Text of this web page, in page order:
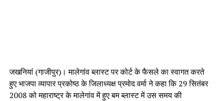
जखनियां (गाजीपुर)। मालेगांव ब्लास्ट पर कोर्ट के फैसले का स्वागत करते
हुए भाजपा व्यापार प्रकोष्ठ के जिलाध्यक्ष प्रमोद वर्मा ने कहा कि 29 सितंबर
2008 को महाराष्ट्र के मालेगांव में हुए बम ब्लास्ट में उस समय की